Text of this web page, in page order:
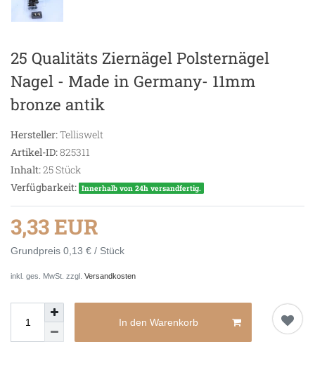
25 Qualitäts Ziernägel Polsternägel
Nagel - Made in Germany- 11mm
bronze antik
Hersteller:Telliswelt
Artikel-ID:825311
Inhalt:25Stück
Verfügbarkeit: Innerhalb von 24h versandfertig.
3,33 EUR
Grundpreis 0,13 € / Stück
inkl. ges. MwSt. zzgl. Versandkosten
In den Warenkorb